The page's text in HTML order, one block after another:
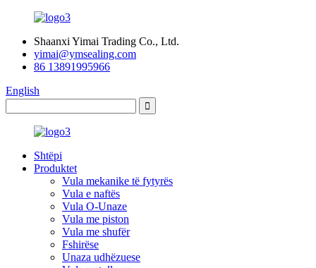
Shaanxi Yimai Trading Co., Ltd.
yimai@ymsealing.com
86 13891995966
English
Shtëpi
Produktet
Vula mekanike të fytyrës
Vula e naftës
Vula O-Unaze
Vula me piston
Vula me shufër
Fshirëse
Unaza udhëzuese